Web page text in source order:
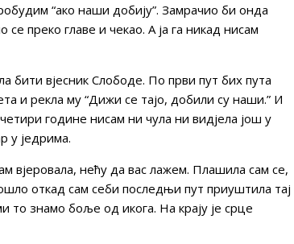
“ако наши добију”. Замрачио би онда
преко главе и чекао. А ја га никад нисам
вјесник Слободе. По први пут бих пута
и рекла му “Дижи се тајо, добили су наши.” И
године нисам ни чула ни видјела још у
у једрима.
вјеровала, нећу да вас лажем. Плашила сам се,
откад сам себи последњи пут приуштила тај
то знамо боље од икога. На крају је срце